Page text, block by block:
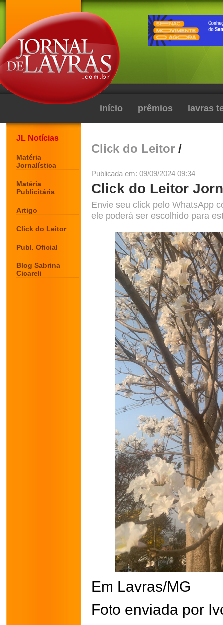
início prêmios lavras
JL Notícias
Matéria
Jornalística
Matéria
Publicitária
Artigo
Click do Leitor
Publ. Oficial
Blog Sabrina
Cicareli
Click do Leitor /
Publicada em: 09/09/2024 09:34
Click do Leitor
Envie seu click pelo WhatsApp
ele poderá ser escolhido para
Em Lavras/MG
Foto enviada por